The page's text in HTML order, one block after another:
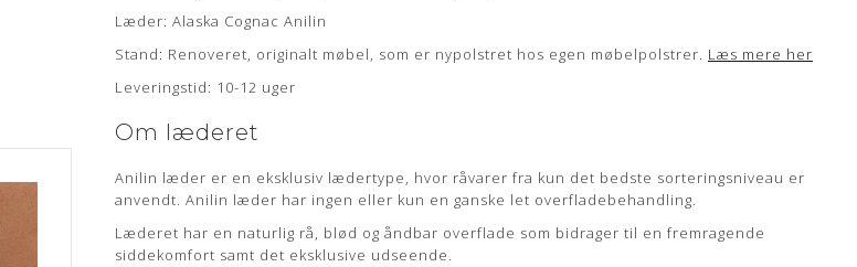
Anilin læder er en eksklusiv lædertype, hvor råvarer fra kun det bedste sorteringsniveau er
anvendt. Anilin læder har ingen eller kun en ganske let overfladebehandling.
Læderet har en naturlig rå, blød og åndbar overflade som bidrager til en fremragende
siddekomfort samt det eksklusive udseende.
Anilin læder kan variere i farve fra skind til skind og der kan forekomme naturlige mærker fra
ALASKA
Læderet er kendetegnet ved dens åbne, åndbare og glatte overflade. Mærker i form af ar,
Læder: Alaska Cognac Anilin
Stand: Renoveret, originalt møbel, som er nypolstret hos egen møbelpolstrer. Læs mere her
Leveringstid: 10-12 uger
Om læderet
Anilin læder er en eksklusiv lædertype, hvor råvarer fra kun det bedste sorteringsniveau er
anvendt. Anilin læder har ingen eller kun en ganske let overfladebehandling.
Læderet har en naturlig rå, blød og åndbar overflade som bidrager til en fremragende
siddekomfort samt det eksklusive udseende.